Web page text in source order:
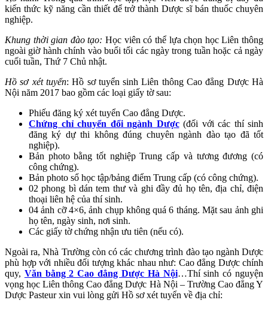
kiến thức kỹ năng cần thiết để trở thành Dược sĩ bán thuốc chuyên
nghiệp.
Khung thời gian đào tạo:Học viên có thể lựa chọn học Liên thông
ngoài giờ hành chính vào buổi tối các ngày trong tuần hoặc cả ngày
cuối tuần, Thứ 7 Chủ nhật.
Hồ sơ xét tuyển: Hồ sơ tuyển sinh Liên thông Cao đẳng Dược Hà
Nội năm 2017 bao gồm các loại giấy tờ sau:
Phiếu đăng ký xét tuyển Cao đẳng Dược.
Chứng chỉ chuyển đổi ngành Dược(đối với các thí sinh
đăng ký dự thi không đúng chuyên ngành đào tạo đã tốt
nghiệp).
Bản photo bằng tốt nghiệp Trung cấp và tương đương (có
công chứng).
Bản photo sổ học tập/bảng điểm Trung cấp (có công chứng).
02 phong bì dán tem thư và ghi đầy đủ họ tên, địa chỉ, điện
thoại liên hệ của thí sinh.
04 ảnh cỡ 4×6, ảnh chụp không quá 6 tháng. Mặt sau ảnh ghi
họ tên, ngày sinh, nơi sinh.
Các giấy tờ chứng nhận ưu tiên (nếu có).
Ngoài ra, Nhà Trường còn có các chương trình đào tạo ngành Dược
phù hợp với nhiều đối tượng khác nhau như: Cao đẳng Dược chính
quy, Văn bằng 2 Cao đẳng Dược Hà Nội…Thí sinh có nguyện
vọng học Liên thông Cao đẳng Dược Hà Nội – Trường Cao đẳng Y
Dược Pasteur xin vui lòng gửi Hồ sơ xét tuyển về địa chỉ: